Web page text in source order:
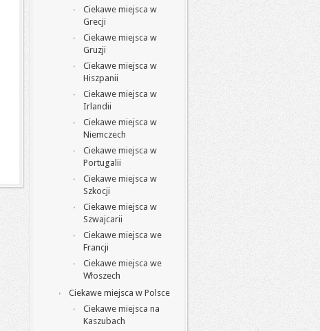
Ciekawe miejsca w
Grecji
Ciekawe miejsca w
Gruzji
Ciekawe miejsca w
Hiszpanii
Ciekawe miejsca w
Irlandii
Ciekawe miejsca w
Niemczech
Ciekawe miejsca w
Portugalii
Ciekawe miejsca w
Szkocji
Ciekawe miejsca w
Szwajcarii
Ciekawe miejsca we
Francji
Ciekawe miejsca we
Włoszech
Ciekawe miejsca w Polsce
Ciekawe miejsca na
Kaszubach